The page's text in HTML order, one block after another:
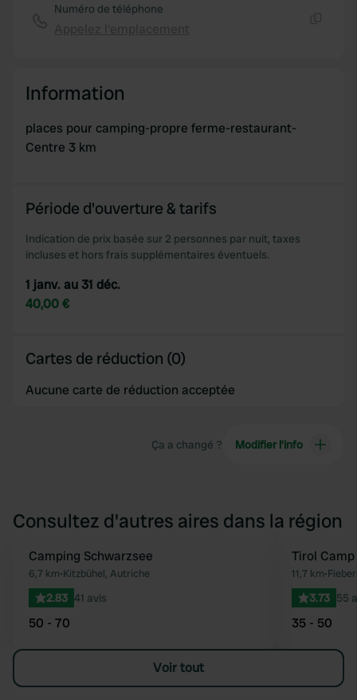
Numéro de téléphone
Information
places pour camping-propre ferme-restaurant-
Centre 3 km
Période d'ouverture & tarifs
Indication de prix basée sur 2 personnes par nuit, taxes
incluses et hors frais supplémentaires éventuels.
1 janv. au 31 déc.
40,00 €
Cartes de réduction (0)
Aucune carte de réduction acceptée
Ça a changé ? Modifier l’info
Consultez d'autres aires dans la région
Préféré
Camping Schwarzsee
6,7 km•Kitzbühel, Autriche
2.83 41 avis
50 - 70
Tirol Camp
11,7 km•
3.73 55
35 - 50
Voir tout